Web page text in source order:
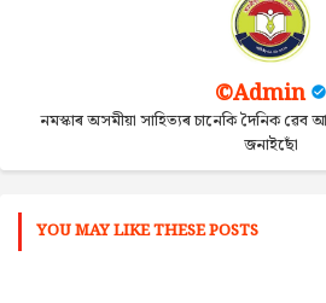
©Admin
নমস্কাৰ অসমীয়া সাহিত্যৰ চানেকি দৈনিক
জনাইছোঁ
YOU MAY LIKE THESE POSTS